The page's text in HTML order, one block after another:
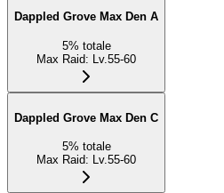
Dappled Grove Max Den A
5% totale
Max Raid: Lv.55-60
Dappled Grove Max Den C
5% totale
Max Raid: Lv.55-60